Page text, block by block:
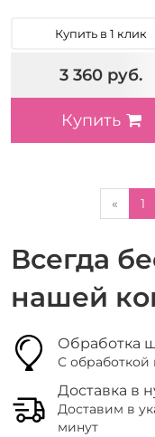
Купить в 1 клик
3 360 руб.
Купить
« 1
Всегда
нашей
Обработка
С
Доставка в
Доставим в
минут